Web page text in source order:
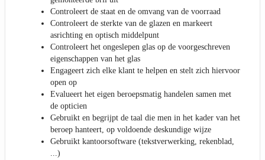
Controleert de staat en de omvang van de voorraad
Controleert de sterkte van de glazen en markeert
asrichting en optisch middelpunt
Controleert het ongeslepen glas op de voorgeschreven
eigenschappen van het glas
Engageert zich elke klant te helpen en stelt zich hiervoor
open op
Evalueert het eigen beroepsmatig handelen samen met
de opticien
Gebruikt en begrijpt de taal die men in het kader van het
beroep hanteert, op voldoende deskundige wijze
Gebruikt kantoorsoftware (tekstverwerking, rekenblad,
...)